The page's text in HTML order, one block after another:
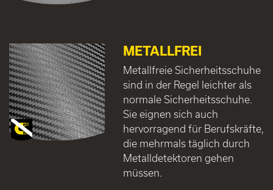
METALLFREI
Metallfreie Sicherheitsschuhe
sind in der Regel leichter als
normale Sicherheitsschuhe.
Sie eignen sich auch
hervorragend für Berufskräfte,
die mehrmals täglich durch
Metalldetektoren gehen
müssen.